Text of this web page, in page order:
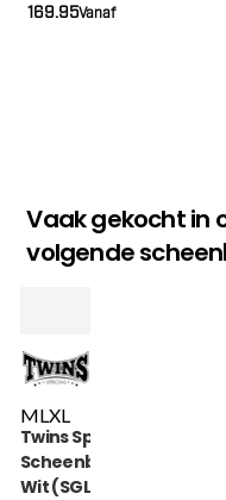
Vanaf
169.95
Vaak gekocht in
volgende
ML XL
Twins Special
Scheenbeschermers
Wit (SGL 7 WHITE)